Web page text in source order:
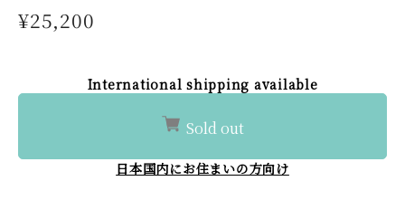
¥25,200
International shipping available
Sold out
日本国内にお住まいの方向け